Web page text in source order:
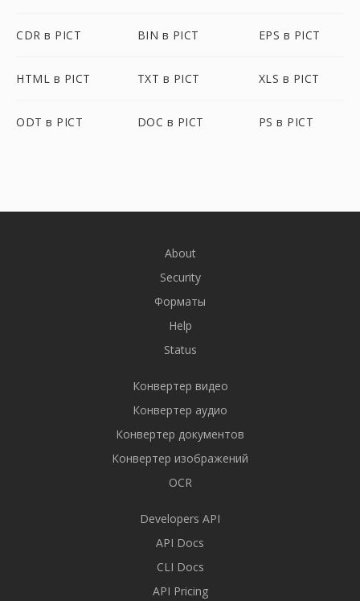
CDR в PICT BIN в PICT EPS в PICT
HTML в PICT TXT в PICT XLS в PICT
ODT в PICT DOC в PICT PS в PICT
About
Security
Форматы
Help
Status
Конвертер видео
Конвертер аудио
Конвертер документов
Конвертер изображений
OCR
Developers API
API Docs
CLI Docs
API Pricing